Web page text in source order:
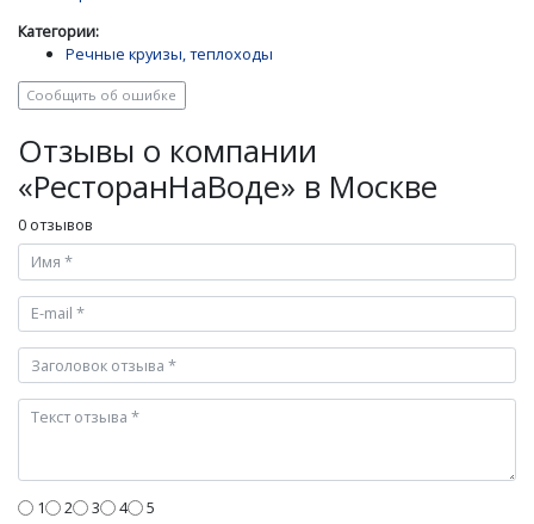
Категории:
Речные круизы, теплоходы
Сообщить об ошибке
Отзывы о компании
«РесторанНаВоде» в Москве
0 отзывов
1 2 3 4 5